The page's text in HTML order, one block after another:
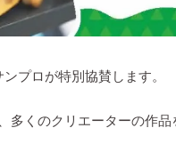
プロが特別協賛します。
くのクリエーターの作品